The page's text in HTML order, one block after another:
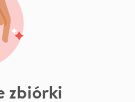
zbiórki